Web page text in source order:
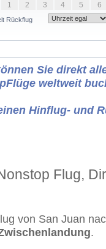
1 2 3 4 5 6
Rückflug
Sie direkt
weltweit
Hinflug- und
Flug,
von San Juan
.